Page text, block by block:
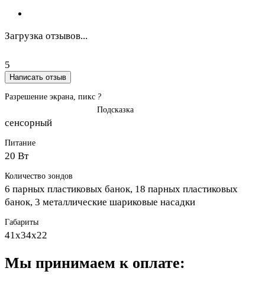
Загрузка отзывов...
5
Написать отзыв
Разрешение экрана, пикс ?
Подсказка
сенсорный
Питание
20 Вт
Количество зондов
6 парных пластиковых банок, 18 парных пластиковых
банок, 3 металлические шариковые насадки
Габариты
41х34х22
Мы принимаем к оплате: